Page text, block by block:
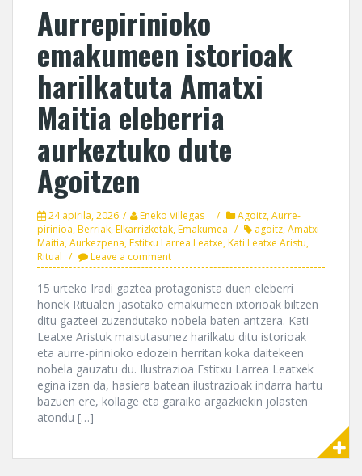
Aurrepirinioko
emakumeen istorioak
harilkatuta Amatxi
Maitia eleberria
aurkeztuko dute
Agoitzen
24 apirila, 2026 Eneko Villegas Agoitz,Aurre-
pirinioa,Berriak,Elkarrizketak,Emakumea agoitz,Amatxi
Maitia,Aurkezpena,Estitxu Larrea Leatxe,Kati Leatxe Aristu,
Ritual
Leave a comment
15 urteko Iradi gaztea protagonista duen eleberri
honek Ritualen jasotako emakumeen ixtorioak biltzen
ditu gazteei zuzendutako nobela baten antzera. Kati
Leatxe Aristuk maisutasunez harilkatu ditu istorioak
eta aurre-pirinioko edozein herritan koka daitekeen
nobela gauzatu du. Ilustrazioa Estitxu Larrea Leatxek
egina izan da, hasiera batean ilustrazioak indarra hartu
bazuen ere, kollage eta garaiko argazkiekin jolasten
atondu […]